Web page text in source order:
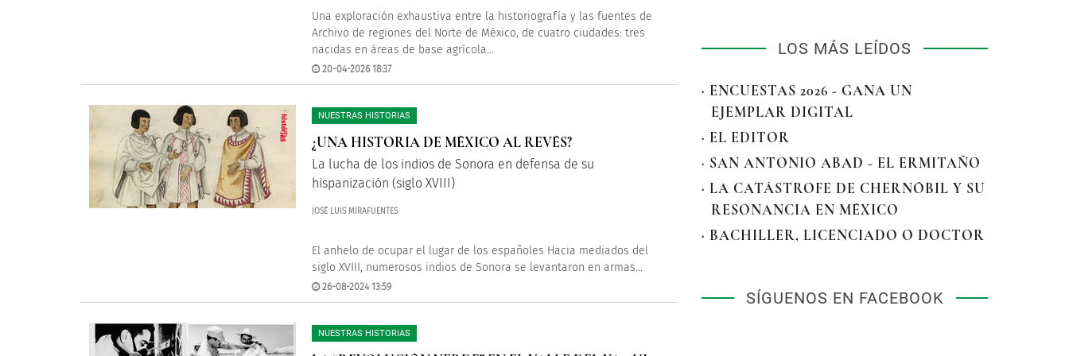
Una exploración exhaustiva entre la historiografía y las fuentes de
Archivo de regiones del Norte de México, de cuatro ciudades: tres
nacidas en áreas de base agrícola...
20-04-2026 18:37
NUESTRAS HISTORIAS
¿UNA HISTORIA DE MÉXICO AL REVÉS?
La lucha de los indios de Sonora en defensa de su
hispanización (siglo XVIII)
JOSÉ LUIS MIRAFUENTES
El anhelo de ocupar el lugar de los españoles Hacia mediados del
siglo XVIII, numerosos indios de Sonora se levantaron en armas...
26-08-2024 13:59
NUESTRAS HISTORIAS
LOS MÁS LEÍDOS
· ENCUESTAS 2026 - GANA UN
EJEMPLAR DIGITAL
· EL EDITOR
· SAN ANTONIO ABAD - EL ERMITAÑO
· LA CATÁSTROFE DE CHERNÓBIL Y SU
RESONANCIA EN MÉXICO
· BACHILLER, LICENCIADO O DOCTOR
SÍGUENOS EN FACEBOOK